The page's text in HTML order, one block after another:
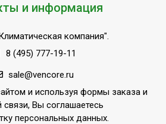
и информация
компания".
8 (495) 777-19-11
sale@vencore.ru
и используя формы заказа и
связи, Вы соглашаетесь
персональных данных.